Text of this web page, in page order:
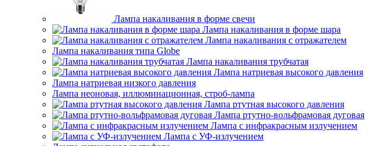
Лампа накаливания в форме свечи
Лампа накаливания в форме шара
Лампа накаливания с отражателем
Лампа накаливания типа Globe
Лампа накаливания трубчатая
Лампа натриевая высокого давления
Лампа натриевая низкого давления
Лампа неоновая, иллюминационная, строб-лампа
Лампа ртутная высокого давления
Лампа ртутно-вольфрамовая дуговая
Лампа с инфракрасным излучением
Лампа с УФ-излучением